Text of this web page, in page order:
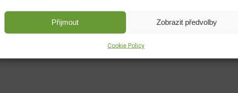
Přijmout Zobrazit předvolby
Cookie Policy
Menu kanár 500g
DO KOŠÍKU